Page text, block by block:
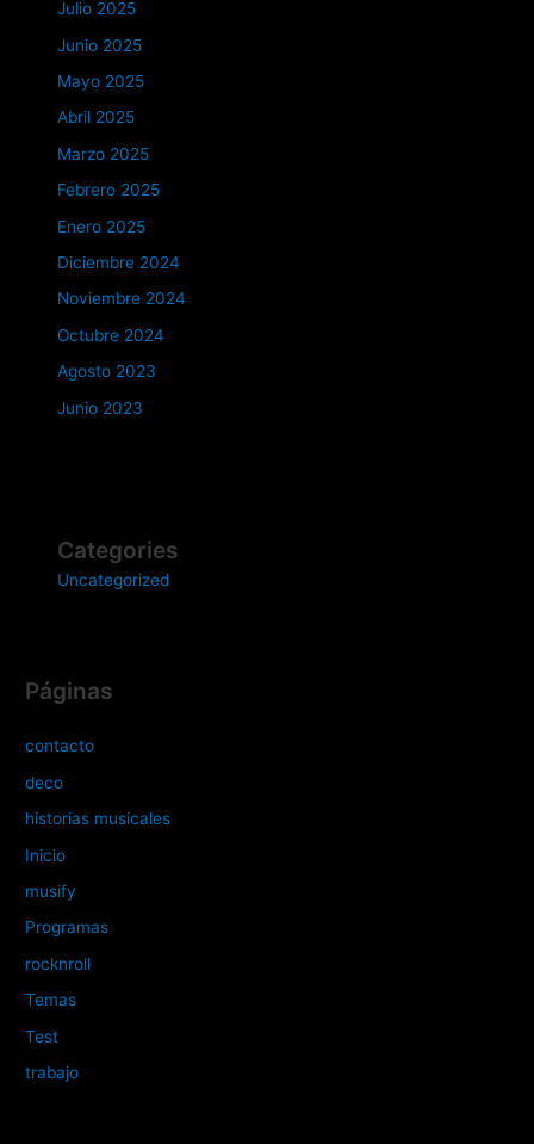
Julio 2025
Junio 2025
Mayo 2025
Abril 2025
Marzo 2025
Febrero 2025
Enero 2025
Diciembre 2024
Noviembre 2024
Octubre 2024
Agosto 2023
Junio 2023
Categories
Uncategorized
Páginas
contacto
deco
historias musicales
Inicio
musify
Programas
rocknroll
Temas
Test
trabajo